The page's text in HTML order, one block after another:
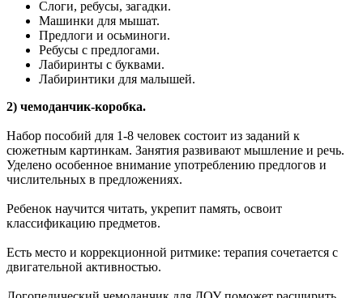
Слоги, ребусы, загадки.
Машинки для мышат.
Предлоги и осьминоги.
Ребусы с предлогами.
Лабиринты с буквами.
Лабиринтики для малышей.
2) чемоданчик-коробка.
Набор пособий для 1-8 человек состоит из заданий к
сюжетным картинкам. Занятия развивают мышление и речь.
Уделено особенное внимание употреблению предлогов и
числительных в предложениях.
Ребенок научится читать, укрепит память, освоит
классификацию предметов.
Есть место и коррекционной ритмике: терапия сочетается с
двигательной активностью.